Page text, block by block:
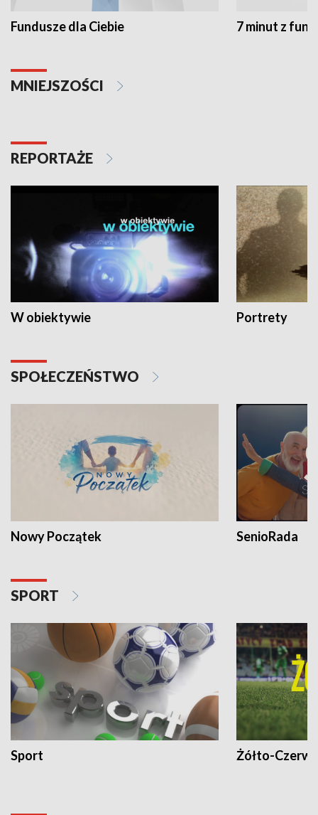
Fundusze dla Ciebie 7 minut z
MNIEJSZOŚCI
REPORTAŻE
W obiektywie Portrety
SPOŁECZEŃSTWO
Nowy Początek SenioRada
SPORT
Sport Żółto-